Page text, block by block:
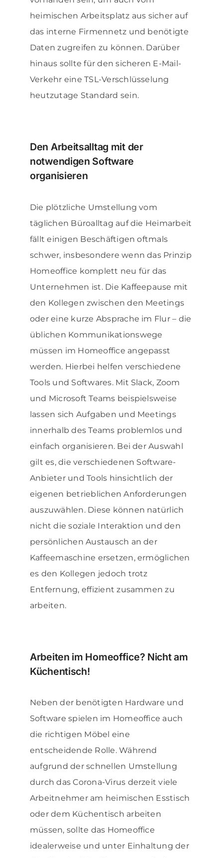
heimischen Arbeitsplatz aus sicher auf
das interne Firmennetz und benötigte
Daten zugreifen zu können. Darüber
hinaus sollte für den sicheren E-Mail-
Verkehr eine TSL-Verschlüsselung
heutzutage Standard sein.
Den Arbeitsalltag mit der
notwendigen Software
organisieren
Die plötzliche Umstellung vom
täglichen Büroalltag auf die Heimarbeit
fällt einigen Beschäftigen oftmals
schwer, insbesondere wenn das Prinzip
Homeoffice komplett neu für das
Unternehmen ist. Die Kaffeepause mit
den Kollegen zwischen den Meetings
oder eine kurze Absprache im Flur – die
üblichen Kommunikationswege
müssen im Homeoffice angepasst
werden. Hierbei helfen verschiedene
Tools und Softwares. Mit Slack, Zoom
und Microsoft Teams beispielsweise
lassen sich Aufgaben und Meetings
innerhalb des Teams problemlos und
einfach organisieren. Bei der Auswahl
gilt es, die verschiedenen Software-
Anbieter und Tools hinsichtlich der
eigenen betrieblichen Anforderungen
auszuwählen. Diese können natürlich
nicht die soziale Interaktion und den
persönlichen Austausch an der
Kaffeemaschine ersetzen, ermöglichen
es den Kollegen jedoch trotz
Entfernung, effizient zusammen zu
arbeiten.
Arbeiten im Homeoffice? Nicht am
Küchentisch!
Neben der benötigten Hardware und
Software spielen im Homeoffice auch
die richtigen Möbel eine
entscheidende Rolle. Während
aufgrund der schnellen Umstellung
durch das Corona-Virus derzeit viele
Arbeitnehmer am heimischen Esstisch
oder dem Küchentisch arbeiten
müssen, sollte das Homeoffice
idealerweise und unter Einhaltung der